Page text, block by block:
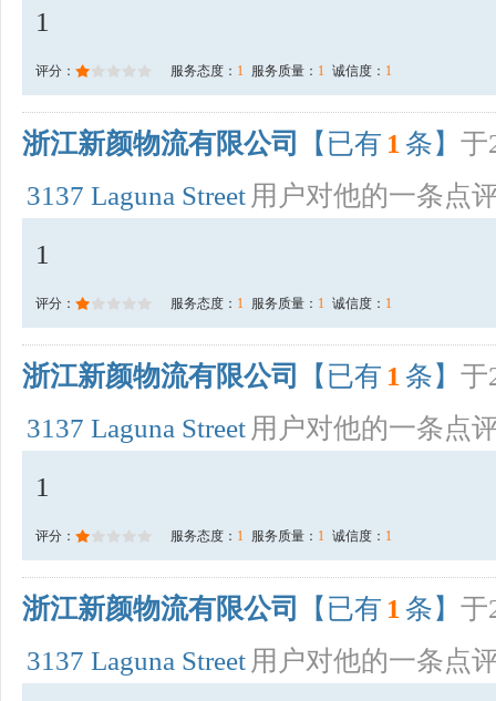
1
评分： 服务态度： 1 服务质量： 1 诚信度： 1
浙江新颜物流有限公司 【已有 1 条】 于
3137 Laguna Street 用户对他的一条点
1
评分： 服务态度： 1 服务质量： 1 诚信度： 1
浙江新颜物流有限公司 【已有 1 条】 于
3137 Laguna Street 用户对他的一条点
1
评分： 服务态度： 1 服务质量： 1 诚信度： 1
浙江新颜物流有限公司 【已有 1 条】 于
3137 Laguna Street 用户对他的一条点